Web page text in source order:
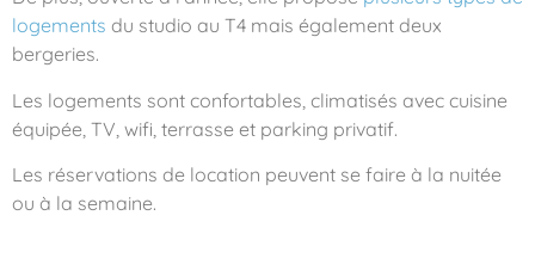
logements du studio au T4 mais également deux
bergeries.
Les logements sont confortables, climatisés avec cuisine
équipée, TV, wifi, terrasse et parking privatif.
Les réservations de location peuvent se faire à la nuitée
ou à la semaine.